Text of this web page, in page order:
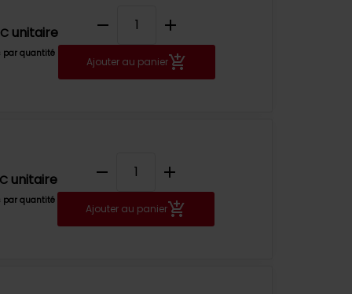
unitaire
par quantité
remove add
Ajouter au panier
unitaire
par quantité
remove add
Ajouter au panier